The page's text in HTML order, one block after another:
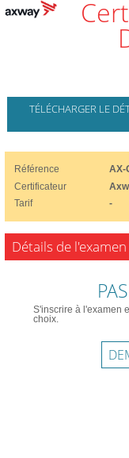
Certification Gateway -
TÉLÉCHARGER LE
Référence
AX-
Certificateur
Tarif
-
Détails de l'examen
S'inscrire à l'examen
choix.